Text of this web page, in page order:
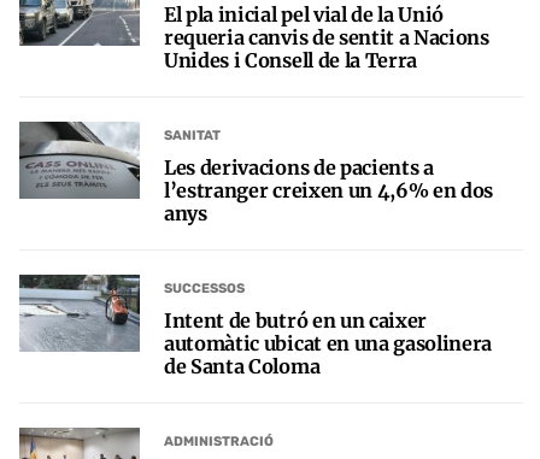
El pla inicial pel vial de la Unió
requeria canvis de sentit a Nacions
Unides i Consell de la Terra
SANITAT
Les derivacions de pacients a
l’estranger creixen un 4,6% en dos
anys
SUCCESSOS
Intent de butró en un caixer
automàtic ubicat en una gasolinera
de Santa Coloma
ADMINISTRACIÓ